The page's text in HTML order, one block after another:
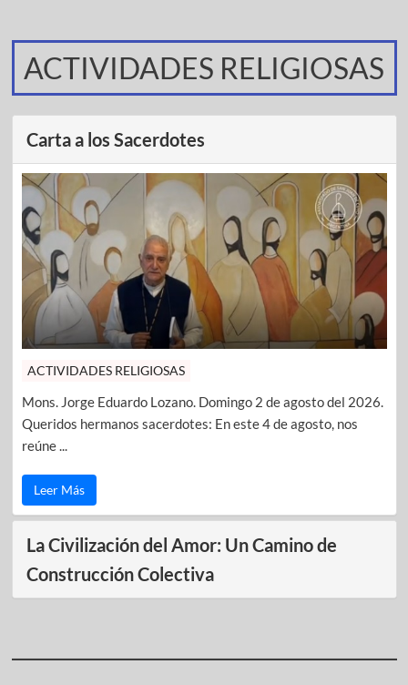
ACTIVIDADES RELIGIOSAS
Carta a los Sacerdotes
ACTIVIDADES RELIGIOSAS
Mons. Jorge Eduardo Lozano. Domingo 2 de agosto del 2026.
Queridos hermanos sacerdotes: En este 4 de agosto, nos
reúne ...
Leer Más
La Civilización del Amor: Un Camino de
Construcción Colectiva